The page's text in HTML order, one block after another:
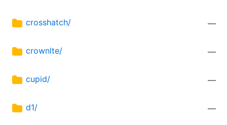
crosshatch/ —
crownlte/ —
cupid/ —
d1/ —